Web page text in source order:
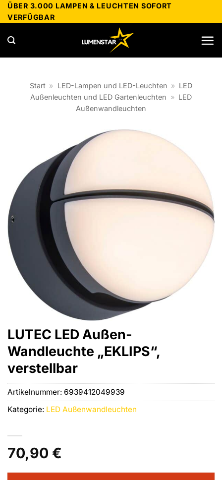
Zum
Inhalt
springen
ÜBER 3.000 LAMPEN & LEUCHTEN SOFORT
VERFÜGBAR
Start » LED-Lampen und LED-Leuchten » LED
Außenleuchten und LED Gartenleuchten » LED
Außenwandleuchten
LUTEC LED Außen-
Wandleuchte „EKLIPS“,
verstellbar
70,90 €
Artikelnummer: 6939412049939
Kategorie: LED Außenwandleuchten